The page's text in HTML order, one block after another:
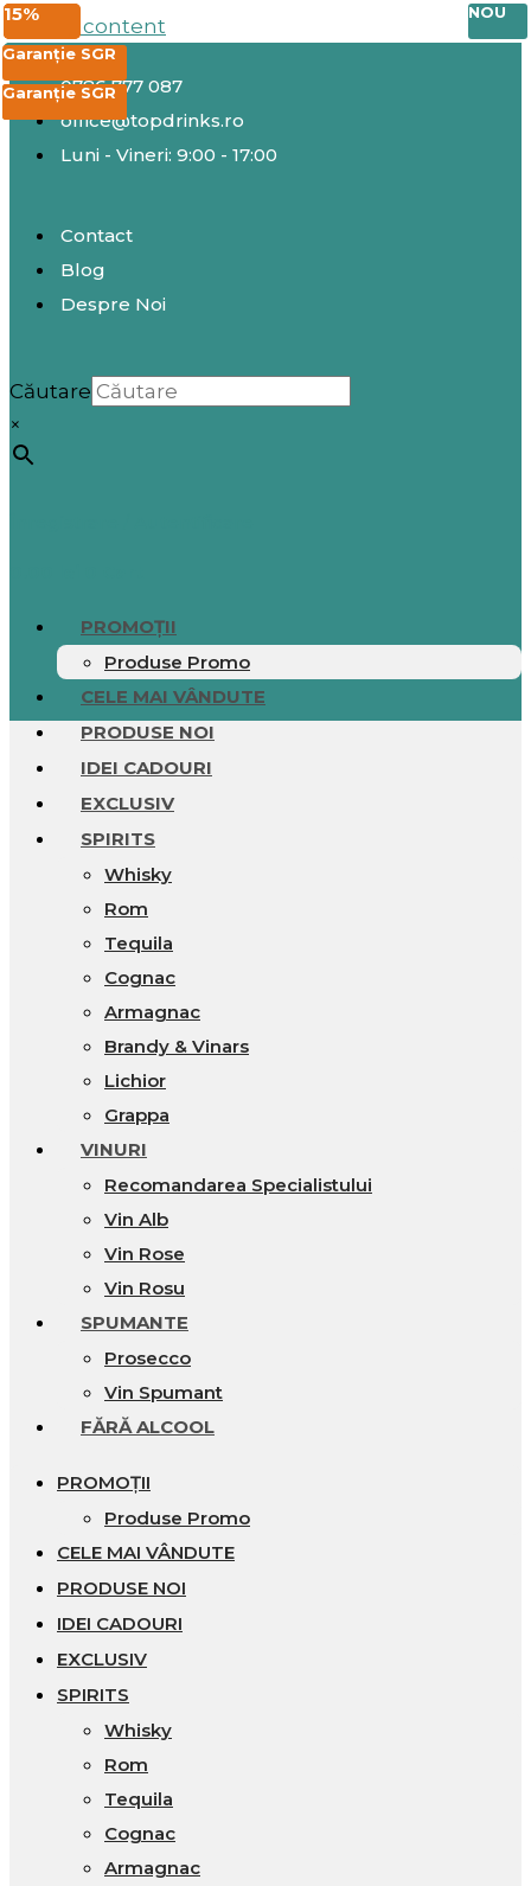
Skip to content
0786 777 087
office@topdrinks.ro
Luni - Vineri: 9:00 - 17:00
Contact
Blog
Despre Noi
Căutare
×
PROMOȚII
Produse Promo
CELE MAI VÂNDUTE
PRODUSE NOI
IDEI CADOURI
EXCLUSIV
SPIRITS
Whisky
Rom
Tequila
Cognac
Armagnac
Brandy & Vinars
Lichior
Grappa
VINURI
Recomandarea Specialistului
Vin Alb
Vin Rose
Vin Rosu
SPUMANTE
Prosecco
Vin Spumant
FĂRĂ ALCOOL
PROMOȚII
Produse Promo
CELE MAI VÂNDUTE
PRODUSE NOI
IDEI CADOURI
EXCLUSIV
SPIRITS
Whisky
Rom
Tequila
Cognac
Armagnac
25%
EXCLUSIV
Garanție SGR
20%
EXCLUSIV
Garanție SGR
20%
Garanție SGR
NOU
15%